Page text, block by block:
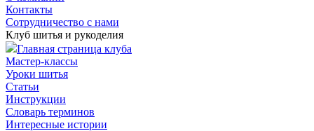
Контакты
Сотрудничество с нами
Клуб шитья и рукоделия
Главная страница клуба
Мастер-классы
Уроки шитья
Статьи
Инструкции
Словарь терминов
Интересные истории